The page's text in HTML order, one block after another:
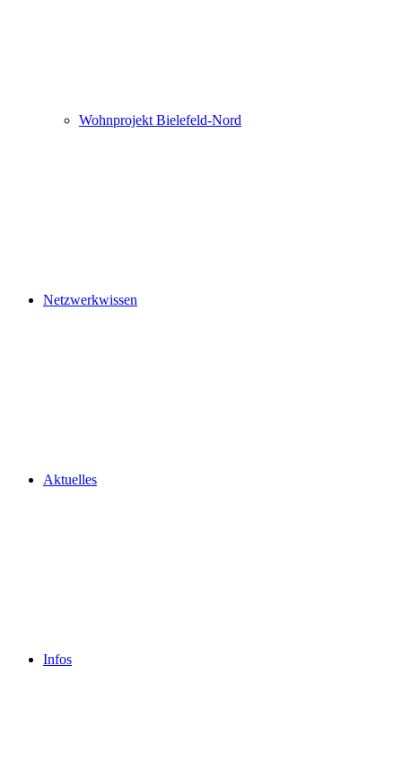
Wohnprojekt Bielefeld-Nord
Netzwerkwissen
Aktuelles
Infos